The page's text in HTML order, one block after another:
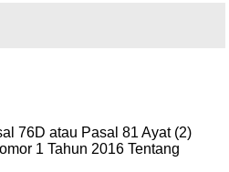
76D atau Pasal 81 Ayat (2)
1 Tahun 2016 Tentang